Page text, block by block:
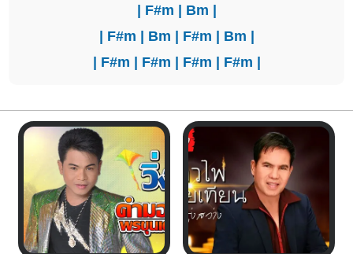
| F#m | Bm |
| F#m | Bm | F#m | Bm |
| F#m | F#m | F#m | F#m |